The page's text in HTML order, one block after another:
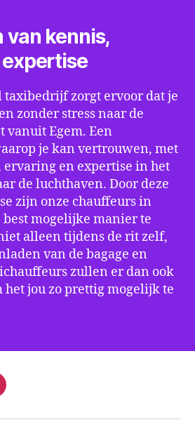
van kennis,
taxibedrijf zorgt ervoor dat je
zonder stress naar de
vanuit Egem. Een
je kan vertrouwen, met
ervaring en expertise in het
de luchthaven. Door deze
zijn onze chauffeurs in
best mogelijke manier te
alleen tijdens de rit zelf,
van de bagage en
zullen er dan ook
het jou zo prettig mogelijk te